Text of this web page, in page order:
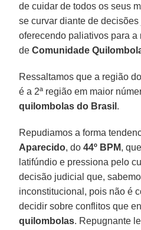
de cuidar de todos os seus
se curvar diante de
oferecendo paliativos para
deComunidade
Ressaltamos que a região
é a 2ª região em maior
quilombolas do Brasil .
Repudiamos a forma
Aparecido, do44º BPM,
latifúndio e pressiona pelo
decisão judicial que,
inconstitucional, pois não é
decidir sobre conflitos que
quilombolas. Repugnante